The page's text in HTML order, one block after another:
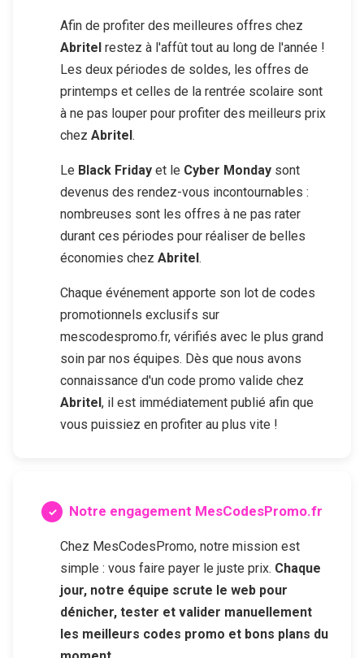
Afin de profiter des meilleures offres chez
Abritel restez à l'affût tout au long de l'année !
Les deux périodes de soldes, les offres de
printemps et celles de la rentrée scolaire sont
à ne pas louper pour profiter des meilleurs prix
chez Abritel.
Le Black Friday et le Cyber Monday sont
devenus des rendez-vous incontournables :
nombreuses sont les offres à ne pas rater
durant ces périodes pour réaliser de belles
économies chez Abritel.
Chaque événement apporte son lot de codes
promotionnels exclusifs sur
mescodespromo.fr, vérifiés avec le plus grand
soin par nos équipes. Dès que nous avons
connaissance d'un code promo valide chez
Abritel, il est immédiatement publié afin que
vous puissiez en profiter au plus vite !
Notre engagement MesCodesPromo.fr
Chez MesCodesPromo, notre mission est
simple : vous faire payer le juste prix. Chaque
jour, notre équipe scrute le web pour
dénicher, tester et valider manuellement
les meilleurs codes promo et bons plans du